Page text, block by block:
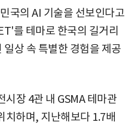
국의 AI 기술을 선보인다고
를 테마로 한국의 길거리
상 속 특별한 경험을 제공
시장 4관 내 GSMA 테마관
치하며, 지난해보다 1.7배